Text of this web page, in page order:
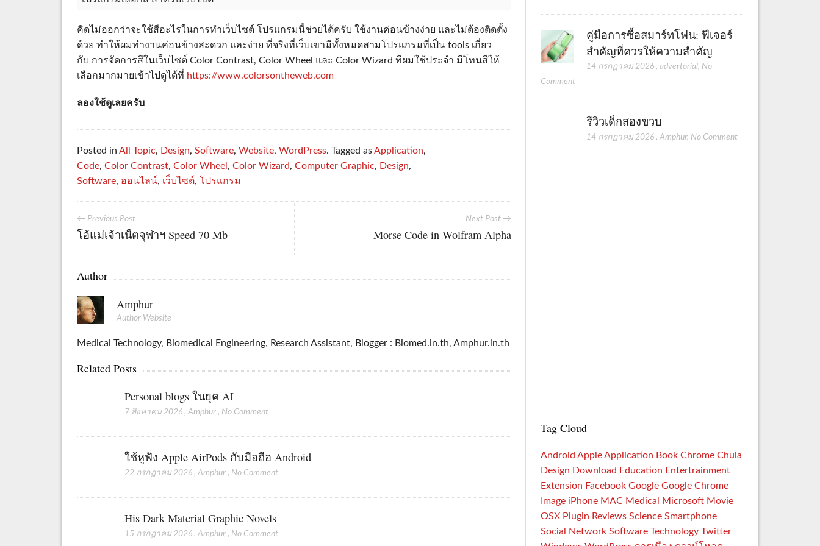
คิดไม่ออกว่าจะใช้สีอะไรในการทำเว็บไซต์ โปรแกรมนี้ช่วยได้ครับ ใช้งานค่อนข้างง่าย และไม่ต้องติดตั้ง
ด้วย ทำให้ผมทำงานค่อนข้างสะดวก และง่าย ที่จริงที่เว็บเขามีทั้งหมดสามโปรแกรมที่เป็น tools เกี่ยว
กับ การจัดการสีในเว็บไซต์ Color Contrast, Color Wheel และ Color Wizard ทีผมใช้ประจำ มีโทนสีให้
เลือกมากมายเข้าไปดูได้ที่ https://www.colorsontheweb.com
ลองใช้ดูเลยครับ
Posted inAll Topic, Design,Software,Website,WordPress. Tagged asApplication,
Code,Color Contrast,Color Wheel ,Color Wizard,Computer Graphic, Design,
Software, ออนไลน์, เว็บไซต์, โปรแกรม
Next Post →
Morse Code in Wolfram Alpha
← Previous Post
โอ้แม่เจ้าเน็ตจุฬาฯ Speed 70 Mb
Author
Amphur
Author Website
Medical Technology, Biomedical Engineering, Research Assistant, Blogger : Biomed.in.th, Amphur.in.th
Related Posts
Personal blogs ในยุค AI
7 สิงหาคม 2026 ,Amphur , No Comment
ใช้หูฟัง Apple AirPods กับมือถือ Android
22 กรกฎาคม 2026 ,Amphur , No Comment
His Dark Material Graphic Novels
15 กรกฎาคม 2026 ,Amphur , No Comment
คู่มือการซื้อสมาร์ทโฟน: ฟีเจอร์
สำคัญที่ควรให้ความสำคัญ
14 กรกฎาคม 2026 ,advertorial, No
Comment
รีวิวเด็กสองขวบ
14 กรกฎาคม 2026 ,Amphur, No Comment
Tag Cloud
Android Apple Application Book Chrome Chula
Design Download Education Entertrainment
Extension Facebook Google Google Chrome
Image iPhone MAC Medical Microsoft Movie
OSX Plugin Reviews Science Smartphone
Social Network Software Technology Twitter